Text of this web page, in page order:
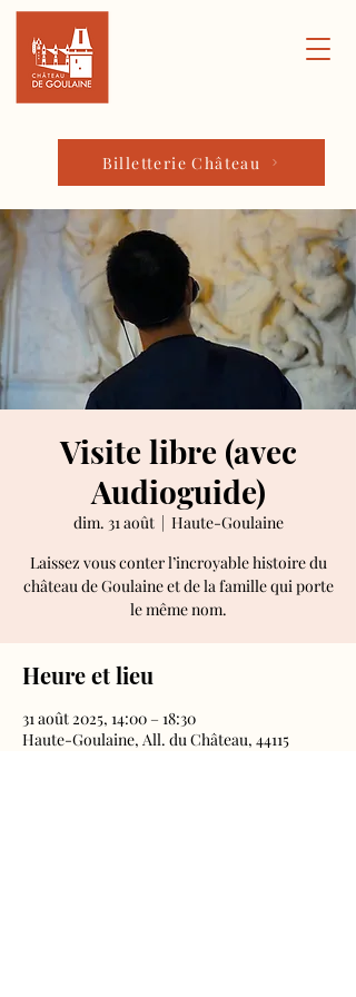
Billetterie Château
Visite libre (avec
Audioguide)
dim. 31 août
  |
Haute-Goulaine
Laissez vous conter l’incroyable histoire du
château de Goulaine et de la famille qui porte
le même nom.
Heure et lieu
31 août 2025, 14:00 – 18:30
Haute-Goulaine, All. du Château, 44115